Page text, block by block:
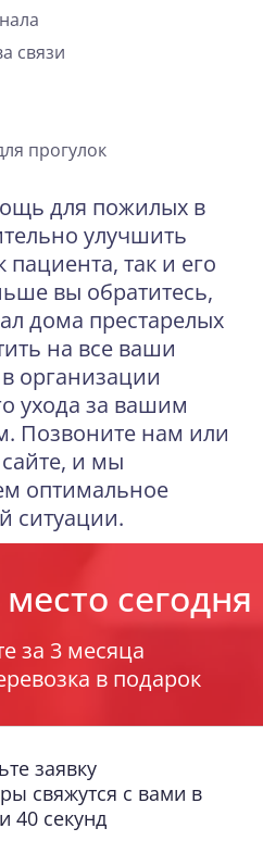
связи
прогулок
для пожилых в
улучшить
пациента, так и его
вы обратитесь,
дома престарелых
на все ваши
организации
ухода за вашим
Позвоните нам или
сайте, и мы
оптимальное
ситуации.
сегодня
за 3 месяца
в подарок
заявку
свяжутся с вами в
40 секунд